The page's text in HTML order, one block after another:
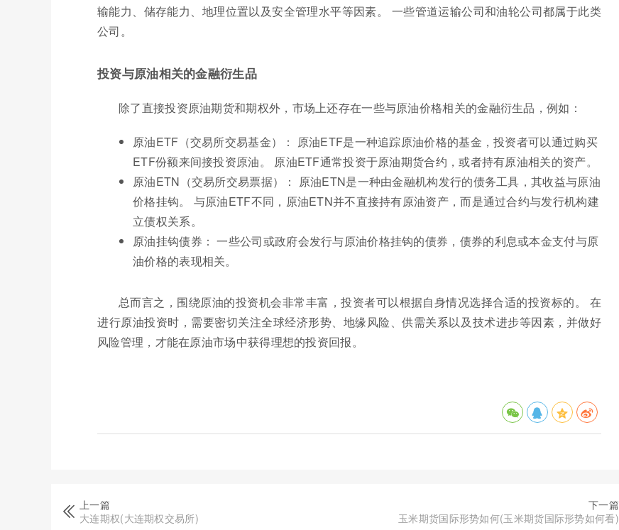
输能力、储存能力、地理位置以及安全管理水平等因素。 一些管道运输公司和油轮公司都属于此类
公司。
投资与原油相关的金融衍生品
除了直接投资原油期货和期权外，市场上还存在一些与原油价格相关的金融衍生品，例如：
原油ETF（交易所交易基金）： 原油ETF是一种追踪原油价格的基金，投资者可以通过购买
ETF份额来间接投资原油。 原油ETF通常投资于原油期货合约，或者持有原油相关的资产。
原油ETN（交易所交易票据）： 原油ETN是一种由金融机构发行的债务工具，其收益与原油
价格挂钩。 与原油ETF不同，原油ETN并不直接持有原油资产，而是通过合约与发行机构建
立债权关系。
原油挂钩债券： 一些公司或政府会发行与原油价格挂钩的债券，债券的利息或本金支付与原
油价格的表现相关。
总而言之，围绕原油的投资机会非常丰富，投资者可以根据自身情况选择合适的投资标的。 在
进行原油投资时，需要密切关注全球经济形势、地缘风险、供需关系以及技术进步等因素，并做好
风险管理，才能在原油市场中获得理想的投资回报。
上一篇
大连期权(大连期权交易所)
下一篇
玉米期货国际形势如何(玉米期货国际形势如何看)